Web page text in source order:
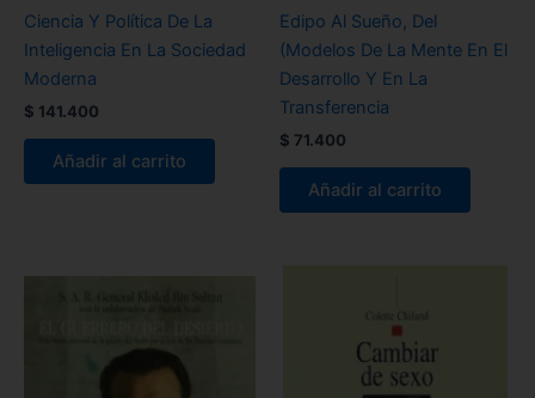
Ciencia Y Política De La
Inteligencia En La Sociedad
Moderna
$ 141.400
Añadir al carrito
Edipo Al Sueño, Del
(Modelos De La Mente En El
Desarrollo Y En La
Transferencia
$ 71.400
Añadir al carrito